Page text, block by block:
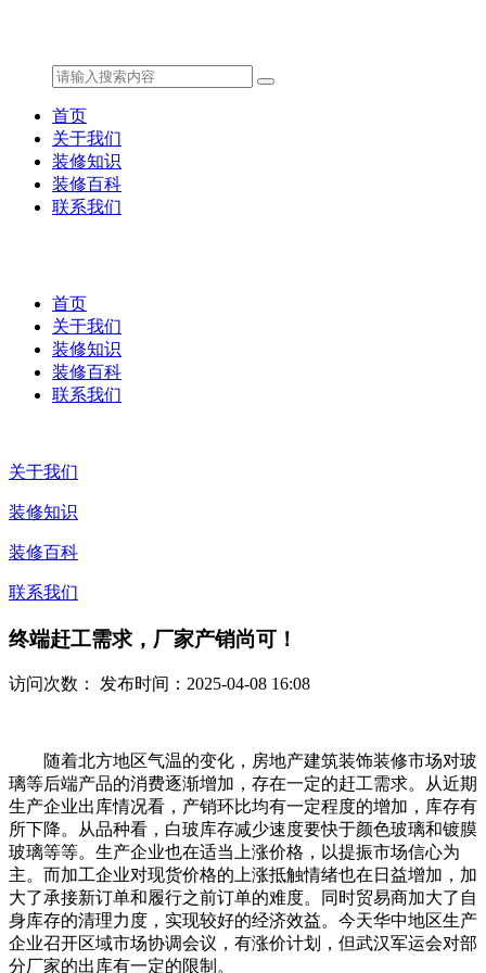
首页
关于我们
装修知识
装修百科
联系我们
首页
关于我们
装修知识
装修百科
联系我们
关于我们
装修知识
装修百科
联系我们
终端赶工需求，厂家产销尚可！
访问次数： 发布时间：2025-04-08 16:08
随着北方地区气温的变化，房地产建筑装饰装修市场对玻
璃等后端产品的消费逐渐增加，存在一定的赶工需求。从近期
生产企业出库情况看，产销环比均有一定程度的增加，库存有
所下降。从品种看，白玻库存减少速度要快于颜色玻璃和镀膜
玻璃等等。生产企业也在适当上涨价格，以提振市场信心为
主。而加工企业对现货价格的上涨抵触情绪也在日益增加，加
大了承接新订单和履行之前订单的难度。同时贸易商加大了自
身库存的清理力度，实现较好的经济效益。今天华中地区生产
企业召开区域市场协调会议，有涨价计划，但武汉军运会对部
分厂家的出库有一定的限制。